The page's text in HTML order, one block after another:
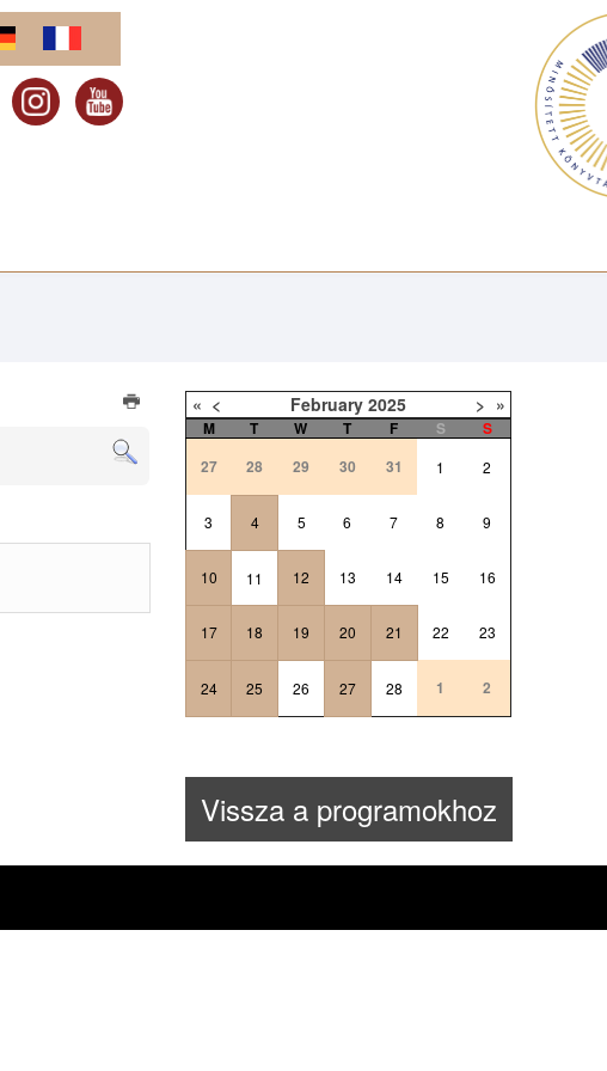
« < February 2025 > »
M T W T F S
S
27
28 29 30 31 1 2
3 4 5 6 7 8 9
10 11 12 13 14 15 16
17 18 19 20 21 22 23
24 25 26 27 28 1 2
Vissza a programokhoz